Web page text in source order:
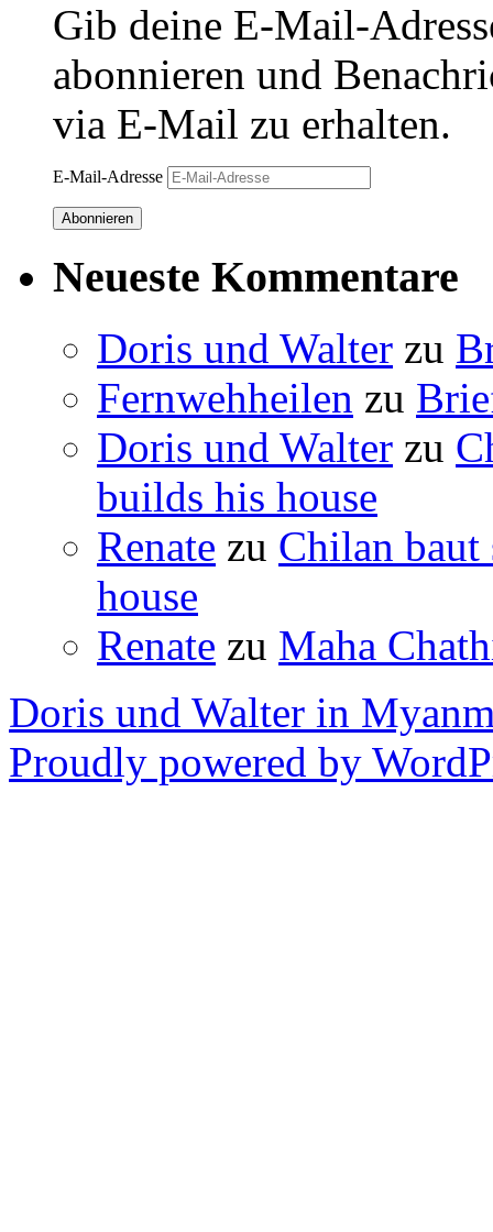
Gib deine E-Mail-
abonnieren und
via E-Mail zu erhalten.
E-Mail-Adresse
Abonnieren
Neueste Kommentare
Doris und Walter zu
Fernwehheilen zu
Doris und Walter zu
builds his house
Renate zu Chilan
house
Renate zu Maha
Doris und Walter in
Proudly powered by